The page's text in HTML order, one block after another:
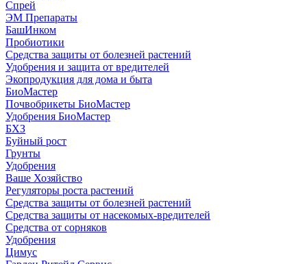
Спрей
ЭМ Препараты
БашИнком
Пробиотики
Средства защиты от болезней растений
Удобрения и защита от вредителей
Экопродукция для дома и быта
БиоМастер
Почвобрикеты БиоМастер
Удобрения БиоМастер
БХЗ
Буйный рост
Грунты
Удобрения
Ваше Хозяйство
Регуляторы роста растений
Средства защиты от болезней растений
Средства защиты от насекомых-вредителей
Средства от сорняков
Удобрения
Цимус